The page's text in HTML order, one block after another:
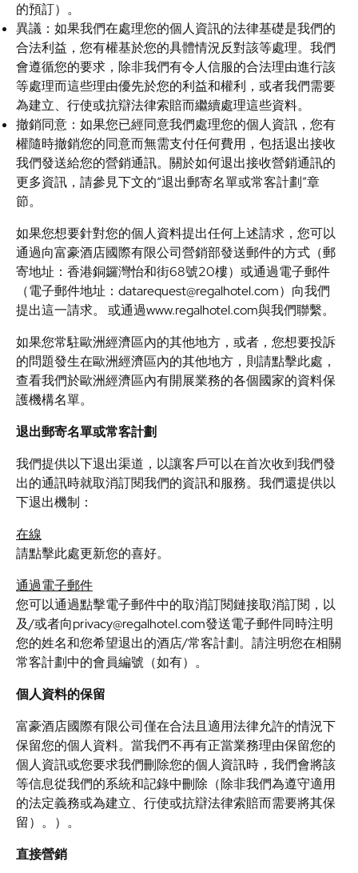
的預訂）。
異議：如果我們在處理您的個人資訊的法律基礎是我們的
合法利益，您有權基於您的具體情況反對該等處理。我們
會遵循您的要求，除非我們有令人信服的合法理由進行該
等處理而這些理由優先於您的利益和權利，或者我們需要
為建立、行使或抗辯法律索賠而繼續處理這些資料。
撤銷同意：如果您已經同意我們處理您的個人資訊，您有
權隨時撤銷您的同意而無需支付任何費用，包括退出接收
我們發送給您的營銷通訊。關於如何退出接收營銷通訊的
更多資訊，請參見下文的“退出郵寄名單或常客計劃”章
節。
如果您想要針對您的個人資料提出任何上述請求，您可以
通過向富豪酒店國際有限公司營銷部發送郵件的方式（郵
寄地址：香港銅鑼灣怡和街68號20樓）或通過電子郵件
（電子郵件地址：datarequest@regalhotel.com）向我們
提出這一請求。
或通過www.regalhotel.com與我們聯繫。
如果您常駐歐洲經濟區內的其他地方，或者，您想要投訴
的問題發生在歐洲經濟區內的其他地方，則請點擊此處，
查看我們於歐洲經濟區內有開展業務的各個國家的資料保
護機構名單。
退出郵寄名單或常客計劃
我們提供以下退出渠道，以讓客戶可以在首次收到我們發
出的通訊時就取消訂閱我們的資訊和服務。我們還提供以
下退出機制：
在線
請點擊此處更新您的喜好。
通過電子郵件
您可以通過點擊電子郵件中的取消訂閱鏈接取消訂閱，以
及/或者向privacy@regalhotel.com發送電子郵件同時注明
您的姓名和您希望退出的酒店/常客計劃。請注明您在相關
常客計劃中的會員編號（如有）。
個人資料的保留
富豪酒店國際有限公司僅在合法且適用法律允許的情況下
保留您的個人資料。當我們不再有正當業務理由保留您的
個人資訊或您要求我們刪除您的個人資訊時，我們會將該
等信息從我們的系統和記錄中刪除（除非我們為遵守適用
的法定義務或為建立、行使或抗辯法律索賠而需要將其保
留）。）。
直接營銷